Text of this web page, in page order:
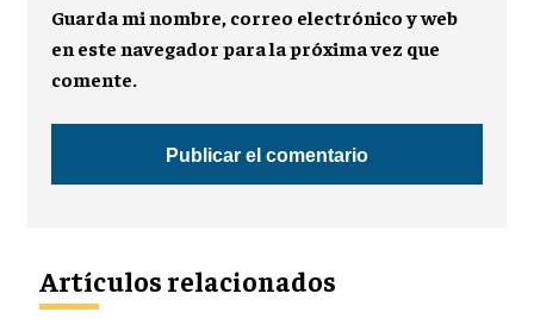
Guarda mi nombre, correo electrónico y web
en este navegador para la próxima vez que
comente.
Artículos relacionados